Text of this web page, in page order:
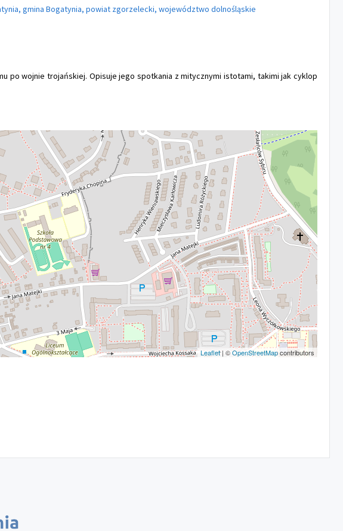
gmina Bogatynia, powiat zgorzelecki, województwo dolnośląskie
po wojnie trojańskiej. Opisuje jego spotkania z mitycznymi istotami, takimi jak cyklop
Leaflet| ©OpenStreetMapcontributors